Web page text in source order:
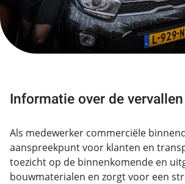
Informatie over de
Als medewerker commerciële
aanspreekpunt voor klanten en
toezicht op de binnenkomende en
bouwmaterialen en zorgt voor een